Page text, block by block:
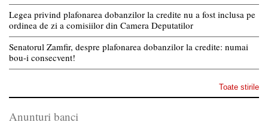
Legea privind plafonarea dobanzilor la credite nu a fost inclusa pe
ordinea de zi a comisiilor din Camera Deputatilor
Senatorul Zamfir, despre plafonarea dobanzilor la credite: numai
bou-i consecvent!
Toate stirile
Anunturi banci